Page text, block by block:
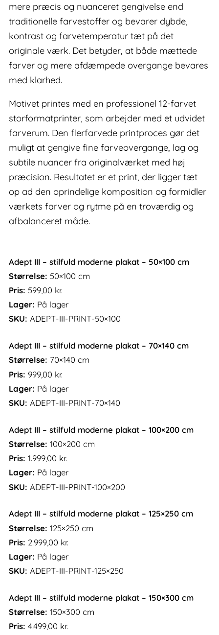
mere præcis og nuanceret gengivelse end
traditionelle farvestoffer og bevarer dybde,
kontrast og farvetemperatur tæt på det
originale værk. Det betyder, at både mættede
farver og mere afdæmpede overgange bevares
med klarhed.
Motivet printes med en professionel 12-farvet
storformatprinter, som arbejder med et udvidet
farverum. Den flerfarvede printproces gør det
muligt at gengive fine farveovergange, lag og
subtile nuancer fra originalværket med høj
præcision. Resultatet er et print, der ligger tæt
op ad den oprindelige komposition og formidler
værkets farver og rytme på en troværdig og
afbalanceret måde.
Adept III – stilfuld moderne plakat – 50×100 cm
Størrelse: 50×100 cm
Pris: 599,00 kr.
Lager: På lager
SKU: ADEPT-III-PRINT-50×100
Adept III – stilfuld moderne plakat – 70×140 cm
Størrelse: 70×140 cm
Pris: 999,00 kr.
Lager: På lager
SKU: ADEPT-III-PRINT-70×140
Adept III – stilfuld moderne plakat – 100×200 cm
Størrelse: 100×200 cm
Pris: 1.999,00 kr.
Lager: På lager
SKU: ADEPT-III-PRINT-100×200
Adept III – stilfuld moderne plakat – 125×250 cm
Størrelse: 125×250 cm
Pris: 2.999,00 kr.
Lager: På lager
SKU: ADEPT-III-PRINT-125×250
Adept III – stilfuld moderne plakat – 150×300 cm
Størrelse: 150×300 cm
Pris: 4.499,00 kr.